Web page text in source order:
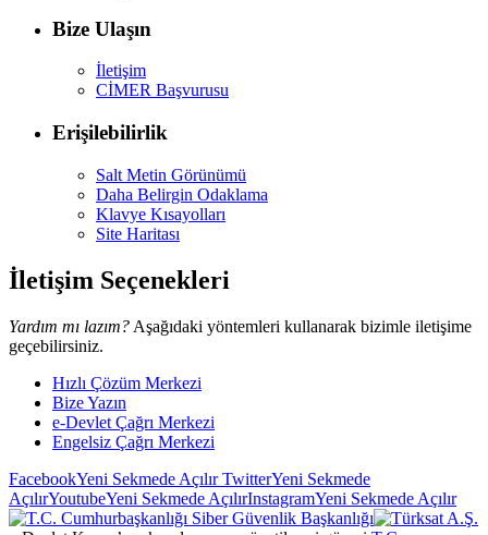
Bize Ulaşın
İletişim
CİMER Başvurusu
Erişilebilirlik
Salt Metin Görünümü
Daha Belirgin Odaklama
Klavye Kısayolları
Site Haritası
İletişim Seçenekleri
Yardım mı lazım? Aşağıdaki yöntemleri kullanarak bizimle iletişime
geçebilirsiniz.
Hızlı Çözüm Merkezi
Bize Yazın
e-Devlet Çağrı Merkezi
Engelsiz Çağrı Merkezi
FacebookYeni Sekmede AçılırTwitterYeni Sekmede
AçılırYoutubeYeni Sekmede AçılırInstagramYeni Sekmede Açılır